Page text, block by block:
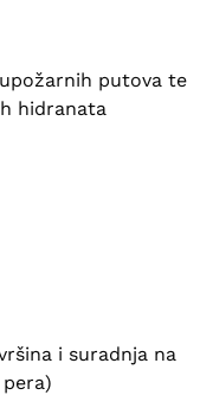
putova te
hidranata
i suradnja na